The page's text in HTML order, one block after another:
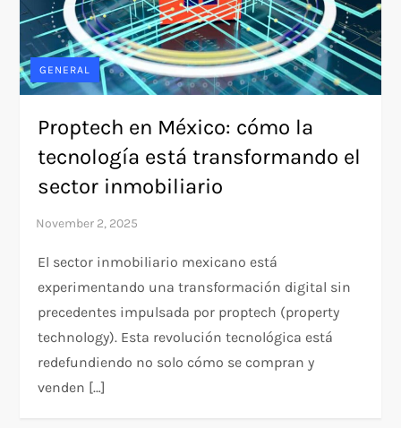
GENERAL
Proptech en México: cómo la
tecnología está transformando el
sector inmobiliario
El sector inmobiliario mexicano está
experimentando una transformación digital sin
precedentes impulsada por proptech (property
technology). Esta revolución tecnológica está
redefundiendo no solo cómo se compran y
venden […]